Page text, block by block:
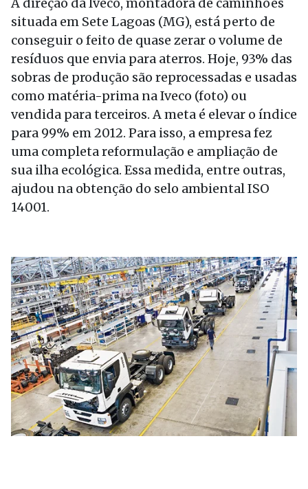
situada em Sete Lagoas (MG), está perto de
conseguir o feito de quase zerar o volume de
resíduos que envia para aterros. Hoje, 93% das
sobras de produção são reprocessadas e usadas
como matéria-prima na Iveco (foto) ou
vendida para terceiros. A meta é elevar o índice
para 99% em 2012. Para isso, a empresa fez
uma completa reformulação e ampliação de
sua ilha ecológica. Essa medida, entre outras,
ajudou na obtenção do selo ambiental ISO
14001.